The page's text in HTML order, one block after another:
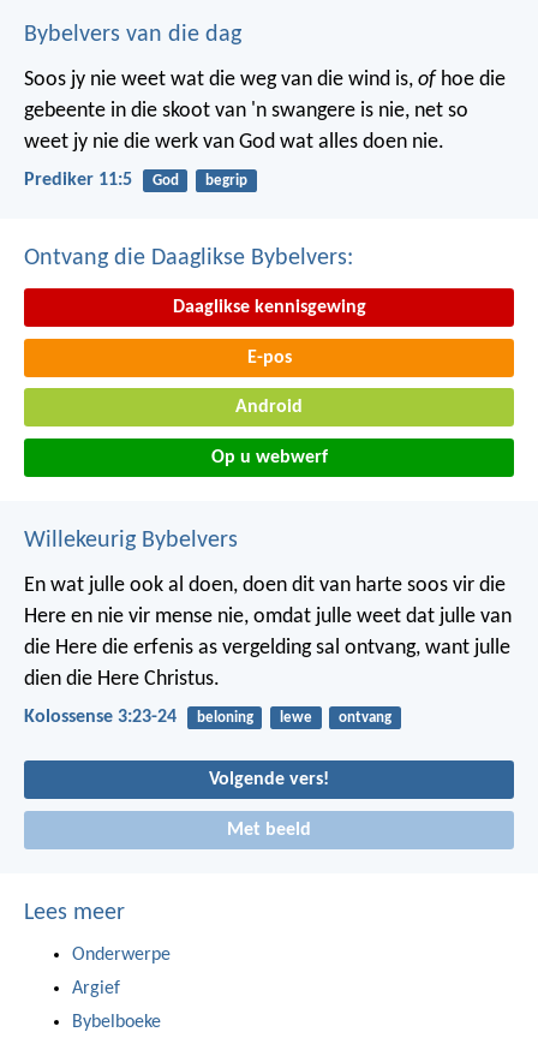
Bybelvers van die dag
Soos jy nie weet wat die weg van die wind is, of hoe die
gebeente in die skoot van 'n swangere is nie, net so
weet jy nie die werk van God wat alles doen nie.
Prediker 11:5 God begrip
Ontvang die Daaglikse Bybelvers:
Daaglikse kennisgewing
E-pos
Android
Op u webwerf
Willekeurig Bybelvers
En wat julle ook al doen, doen dit van harte soos vir die
Here en nie vir mense nie, omdat julle weet dat julle van
die Here die erfenis as vergelding sal ontvang, want julle
dien die Here Christus.
Kolossense 3:23-24 beloning lewe ontvang
Volgende vers!
Met beeld
Lees meer
Onderwerpe
Argief
Bybelboeke